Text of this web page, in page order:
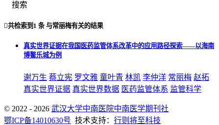
搜索
共检索到 1 条与常丽梅有关的结果
真实世界证据在我国医药监管体系改革中的应用路径探索——以海南
博鳌乐城为例
谢万生 蔡立宪 罗文雅 童叶青 林凯 李仲洋 常丽梅 赵拓
真实世界证据 真实世界数据 医药监管体系 监管科学
© 2022 - 2026 武汉大学中南医院中南医学期刊社
鄂ICP备14010630号 技术支持： 行则将至科技